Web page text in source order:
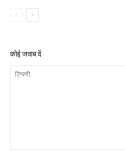
कोई जवाब दें